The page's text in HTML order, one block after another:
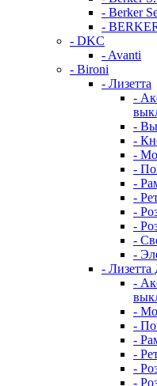
- Berker
-
- DKC
- Avanti
- Bironi
- Лизетта
-
-
-
-
-
-
-
-
-
-
-
- Лизетта
-
-
-
-
-
-
-